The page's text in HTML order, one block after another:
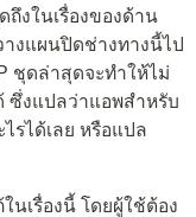
ถึงในเรื่องของด้าน
งแผนปิดช่างทางนี้ไป
ชุดล่าสุดจะทำให้ไม่
ซึ่งแปลว่าแอพสำหรับ
รได้เลย หรือแปล
นเรื่องนี้ โดยผู้ใช้ต้อง